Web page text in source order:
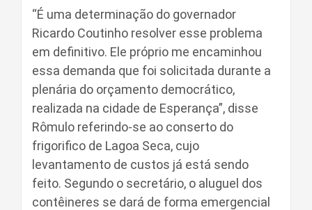
“É uma determinação do governador
Ricardo Coutinho resolver esse problema
em definitivo. Ele próprio me encaminhou
essa demanda que foi solicitada durante a
plenária do orçamento democrático,
realizada na cidade de Esperança”, disse
Rômulo referindo-se ao conserto do
frigorifico de Lagoa Seca, cujo
levantamento de custos já está sendo
feito. Segundo o secretário, o aluguel dos
contêineres se dará de forma emergencial